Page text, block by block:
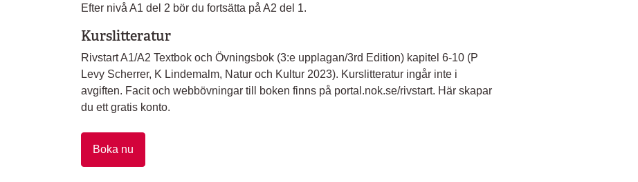
Efter nivå A1 del 2 bör du fortsätta på A2 del 1.
Kurslitteratur
Rivstart A1/A2 Textbok och Övningsbok (3:e upplagan/3rd Edition) kapitel 6-10 (P
Levy Scherrer, K Lindemalm, Natur och Kultur 2023). Kurslitteratur ingår inte i
avgiften. Facit och webbövningar till boken finns på portal.nok.se/rivstart. Här skapar
du ett gratis konto.
Boka nu